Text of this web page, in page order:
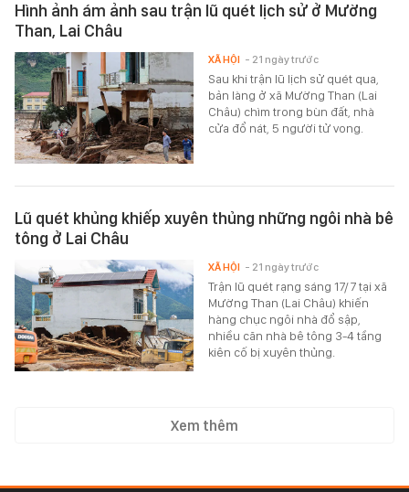
Hình ảnh ám ảnh sau trận lũ quét lịch sử ở Mường
Than, Lai Châu
Sau khi trận lũ lịch sử quét qua,
bản làng ở xã Mường Than (Lai
Châu) chìm trong bùn đất, nhà
cửa đổ nát, 5 người tử vong.
XÃ HỘI - 21 ngày trước
Lũ quét khủng khiếp xuyên thủng những ngôi nhà bê
tông ở Lai Châu
Trận lũ quét rạng sáng 17/7 tại xã
Mường Than (Lai Châu) khiến
hàng chục ngôi nhà đổ sập,
nhiều căn nhà bê tông 3-4 tầng
kiên cố bị xuyên thủng.
XÃ HỘI - 21 ngày trước
Xem thêm